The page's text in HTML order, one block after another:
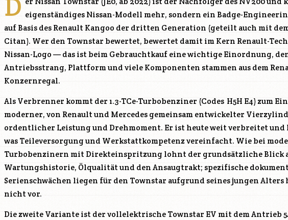
D eigenständiges Nissan-Modell mehr, sondern ein Badge-
auf Basis des Renault Kangoo der dritten Generation (geteilt auch mit
Citan). Wer den Townstar bewertet, bewertet damit im Kern Renault-
Nissan-Logo — das ist beim Gebrauchtkauf eine wichtige Einordnung,
Antriebsstrang, Plattform und viele Komponenten stammen aus dem
Konzernregal.
Als Verbrenner kommt der 1.3-TCe-Turbobenziner (Codes H5H E4) zum
moderner, von Renault und Mercedes gemeinsam entwickelter
ordentlicher Leistung und Drehmoment. Er ist heute weit verbreitet und
was Teileversorgung und Werkstattkompetenz vereinfacht. Wie bei
Turbobenzinern mit Direkteinspritzung lohnt der grundsätzliche Blick
Wartungshistorie, Ölqualität und den Ansaugtrakt; spezifische
Serienschwächen liegen für den Townstar aufgrund seines jungen Alters
nicht vor.
Die zweite Variante ist der vollelektrische Townstar EV mit dem Antrieb